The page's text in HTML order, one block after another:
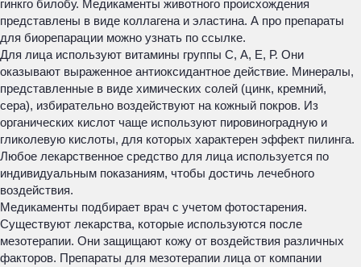
гинкго билобу. Медикаменты животного происхождения
представлены в виде коллагена и эластина. А про препараты
для биорепарации можно узнать по ссылке.
Для лица используют витамины группы С, А, Е, Р. Они
оказывают выраженное антиоксидантное действие. Минералы,
представленные в виде химических солей (цинк, кремний,
сера), избирательно воздействуют на кожный покров. Из
органических кислот чаще используют пировиноградную и
гликолевую кислоты, для которых характерен эффект пилинга.
Любое лекарственное средство для лица используется по
индивидуальным показаниям, чтобы достичь лечебного
воздействия.
Медикаменты подбирает врач с учетом фотостарения.
Существуют лекарства, которые используются после
мезотерапии. Они защищают кожу от воздействия различных
факторов. Препараты для мезотерапии лица от компании